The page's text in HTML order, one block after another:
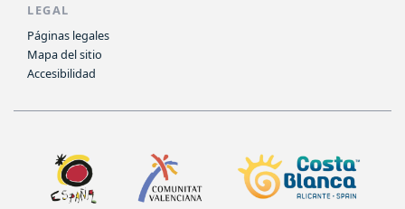
LEGAL
Páginas legales
Mapa del sitio
Accesibilidad